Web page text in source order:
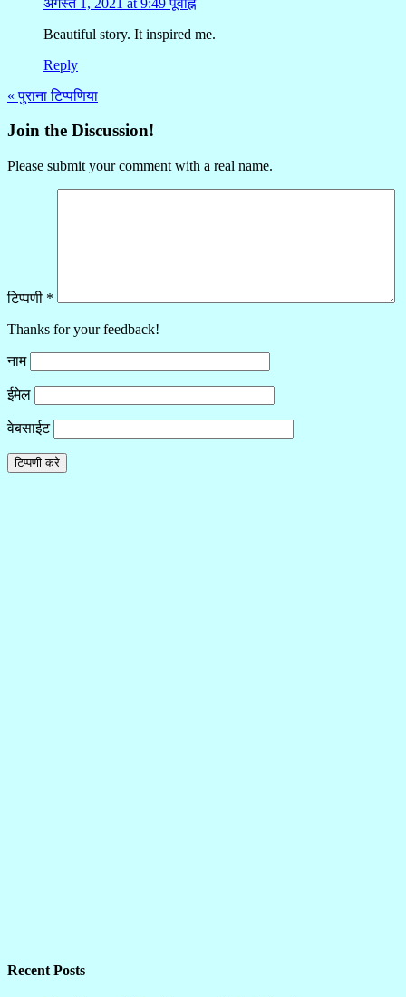
Beautiful story. It inspired me.
Reply
« पुराना टिप्पणिया
Join the Discussion!
Please submit your comment with a real name.
टिप्पणी *
Thanks for your feedback!
नाम
ईमेल
वेबसाईट
Recent Posts